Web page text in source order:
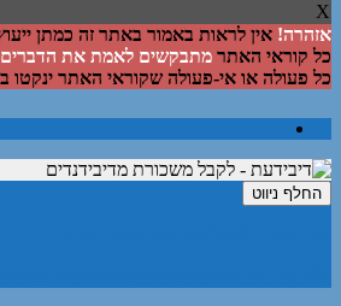
X
אזהרה! אין לראות באמור באתר זה כמתן
כל קוראי האתר מתבקשים לאמת את הדברים
כל פעולה או אי-פעולה שקוראי האתר
החלף ניווט